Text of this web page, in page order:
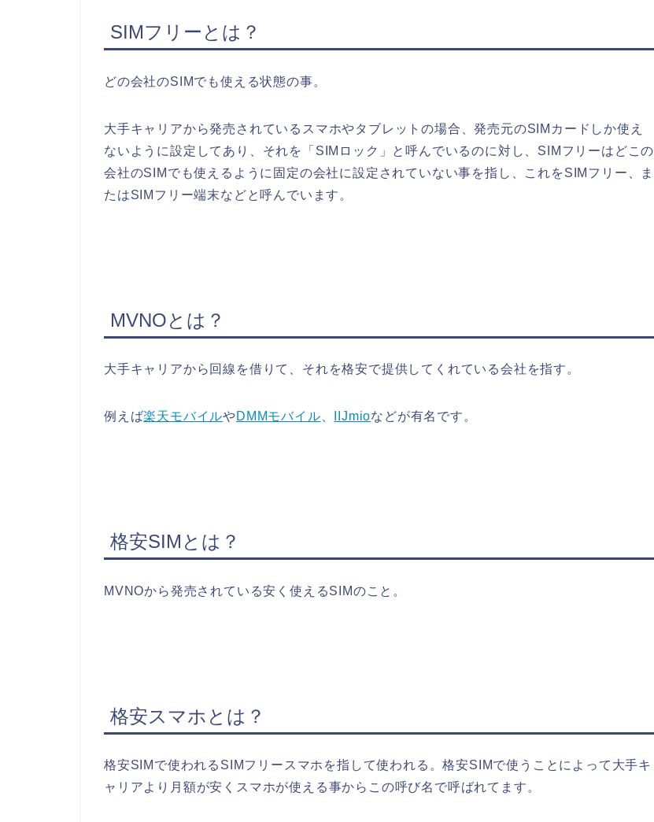
SIMフリーとは？
どの会社のSIMでも使える状態の事。
大手キャリアから発売されているスマホやタブレットの場合、発売元のSIMカードしか使え
ないように設定してあり、それを「SIMロック」と呼んでいるのに対し、SIMフリーはどこの
会社のSIMでも使えるように固定の会社に設定されていない事を指し、これをSIMフリー、ま
たはSIMフリー端末などと呼んでいます。
MVNOとは？
大手キャリアから回線を借りて、それを格安で提供してくれている会社を指す。
例えば楽天モバイルやDMMモバイル IIJmioなどが有名です。
格安SIMとは？
MVNOから発売されている安く使えるSIMのこと。
格安スマホとは？
格安SIMで使われるSIMフリースマホを指して使われる。格安SIMで使うことによって大手キ
ャリアより月額が安くスマホが使える事からこの呼び名で呼ばれてます。